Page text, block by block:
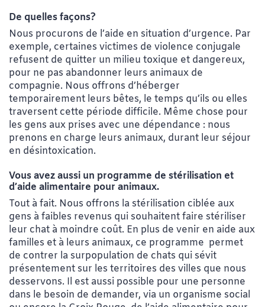
De quelles façons?
Nous procurons de l’aide en situation d’urgence. Par
exemple, certaines victimes de violence conjugale
refusent de quitter un milieu toxique et dangereux,
pour ne pas abandonner leurs animaux de
compagnie. Nous offrons d’héberger
temporairement leurs bêtes, le temps qu’ils ou elles
traversent cette période difficile. Même chose pour
les gens aux prises avec une dépendance : nous
prenons en charge leurs animaux, durant leur séjour
en désintoxication.
Vous avez aussi un programme de stérilisation et
d’aide alimentaire pour animaux.
Tout à fait. Nous offrons la stérilisation ciblée aux
gens à faibles revenus qui souhaitent faire stériliser
leur chat à moindre coût. En plus de venir en aide aux
familles et à leurs animaux, ce programme permet
de contrer la surpopulation de chats qui sévit
présentement sur les territoires des villes que nous
desservons. Il est aussi possible pour une personne
dans le besoin de demander, via un organisme social